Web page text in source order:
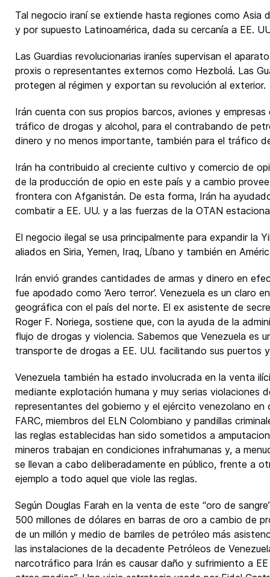
Tal negocio iraní se extiende hasta regiones como Asia
y por supuesto Latinoamérica, dada su cercanía a EE.
Las Guardias revolucionarias iraníes supervisan el
proxis o representantes externos como Hezbolá. Las
protegen al régimen y exportan su revolución al exterior.
Irán cuenta con sus propios barcos, aviones y
tráfico de drogas y alcohol, para el contrabando de
dinero y no menos importante, también para el tráfico
Irán ha contribuido al creciente cultivo y comercio de
de la producción de opio en este país y a cambio
frontera con Afganistán. De esta forma, Irán ha
combatir a EE. UU. y a las fuerzas de la OTAN
El negocio ilegal se usa principalmente para expandir la
aliados en Siria, Yemen, Iraq, Líbano y también en
Irán envió grandes cantidades de armas y dinero en
fue apodado como ‘Aero terror’. Venezuela es un claro
geográfica con el país del norte. El ex asistente de
Roger F. Noriega, sostiene que, con la ayuda de la
flujo de drogas y violencia. Sabemos que Venezuela es
transporte de drogas a EE. UU. facilitando sus puertos
Venezuela también ha estado involucrada en la venta
mediante explotación humana y muy serias violaciones
representantes del gobierno y el ejército venezolano
FARC, miembros del ELN Colombiano y pandillas
las reglas establecidas han sido sometidos a
mineros trabajan en condiciones infrahumanas y, a
se llevan a cabo deliberadamente en público, frente a
ejemplo a todo aquel que viole las reglas.
Según Douglas Farah en la venta de este “oro de
500 millones de dólares en barras de oro a cambio de
de un millón y medio de barriles de petróleo más
las instalaciones de la decadente Petróleos de
narcotráfico para Irán es causar daño y sufrimiento a EE